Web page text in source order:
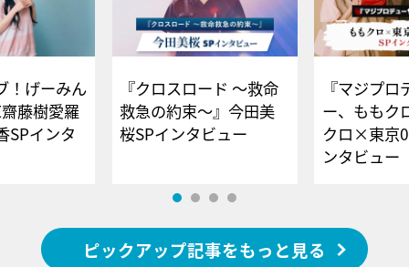
！げーみん
藤樹愛羅
SPインタ
『クロスロード ～救命
救急の約束～』今田美
桜SPインタビュー
『マジプロ
ー、ももク
クロ×東京
ンタビュー
ピックアップ記事をもっと見る